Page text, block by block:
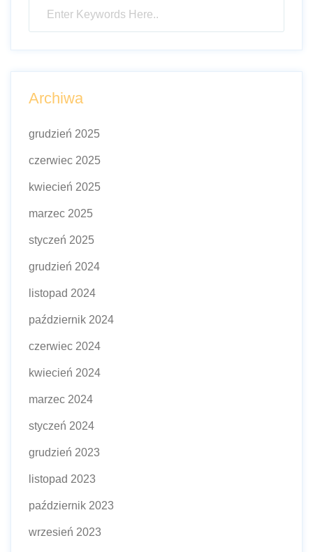
Archiwa
grudzień 2025
czerwiec 2025
kwiecień 2025
marzec 2025
styczeń 2025
grudzień 2024
listopad 2024
październik 2024
czerwiec 2024
kwiecień 2024
marzec 2024
styczeń 2024
grudzień 2023
listopad 2023
październik 2023
wrzesień 2023